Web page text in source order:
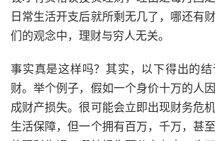
日常生活开支后就所剩无几了，哪还有
们的观念中，理财与穷人无关。
事实真是这样吗？其实，以下得出的
财。举个例子，假如一个身价十万的人
成财产损失。很可能会立即出现财务危
生活保障，但一个拥有百万，千万，甚